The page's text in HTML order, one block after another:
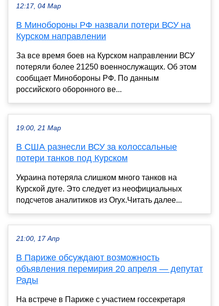
12:17, 04 Мар
В Минобороны РФ назвали потери ВСУ на
Курском направлении
За все время боев на Курском направлении ВСУ
потеряли более 21250 военнослужащих. Об этом
сообщает Минобороны РФ. По данным
российского оборонного ве...
19:00, 21 Мар
В США разнесли ВСУ за колоссальные
потери танков под Курском
Украина потеряла слишком много танков на
Курской дуге. Это следует из неофициальных
подсчетов аналитиков из Oryx.Читать далее...
21:00, 17 Апр
В Париже обсуждают возможность
объявления перемирия 20 апреля — депутат
Рады
На встрече в Париже с участием госсекретаря